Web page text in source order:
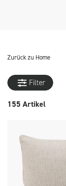
Zurück zu Home
Filter
155 Artikel